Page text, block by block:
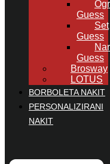
Guess
Set
Guess
Guess
Brosway
LOTUS
BORBOLETA NAKIT
PERSONALIZIRANI
NAKIT